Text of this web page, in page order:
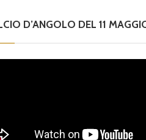
D’ANGOLO DEL 11